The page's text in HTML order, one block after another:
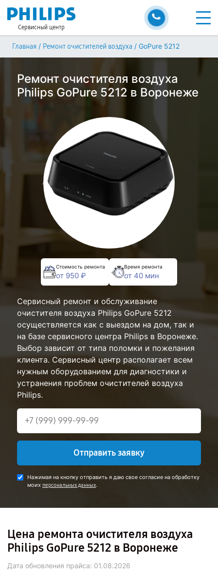
Сервисный центр
Главная / Ремонт очистителей воздуха / GoPure 5212
Ремонт очистителя воздуха
Philips GoPure 5212 в Воронеже
Стоимость ремонта
от 950 ₽
Время ремонта
от 40 мин
Сервисный ремонт и обслуживание
очистителя воздуха Philips GoPure 5212
осуществляется как с выездом на дом, так и
на базе сервисного центра Philips в Воронеже.
Выбор зависит от типа поломки и пожелания
клиента. Сервисный центр располагает всем
нужным оборудованием для диагностики и
устранения проблем очистителей воздуха
Philips.
Отправить заявку
Нажимая на кнопку отправить я даю свое согласие на обработку
моих персональных данных.
Цена ремонта очистителя воздуха
Philips GoPure 5212 в Воронеже
Дата обновления прайса: 01.08.2026